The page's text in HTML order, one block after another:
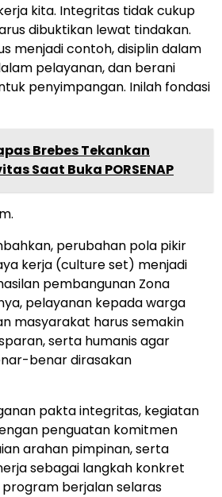
kita. Integritas tidak cukup
dibuktikan lewat tindakan.
menjadi contoh, disiplin dalam
pelayanan, dan berani
penyimpangan. Inilah fondasi
Brebes Tekankan
Saat Buka PORSENAP
perubahan pola pikir
kerja (culture set) menjadi
pembangunan Zona
pelayanan kepada warga
masyarakat harus semakin
serta humanis agar
benar dirasakan
pakta integritas, kegiatan
penguatan komitmen
arahan pimpinan, serta
sebagai langkah konkret
berjalan selaras